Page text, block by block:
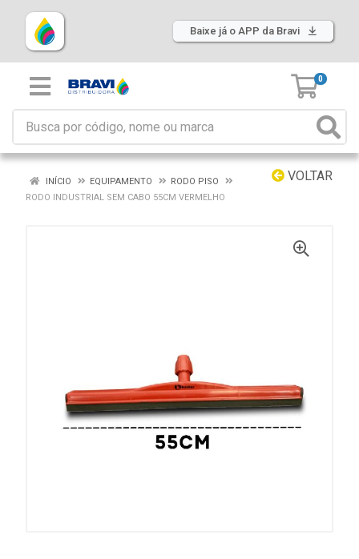
Baixe já o APP da Bravi
0
VOLTAR
INÍCIO EQUIPAMENTO
RODO PISO
RODO INDUSTRIAL SEM CABO 55CM VERMELHO